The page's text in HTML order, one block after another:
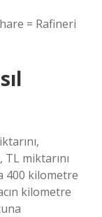
= Rafineri
miktarını
400 kilometre
kilometre